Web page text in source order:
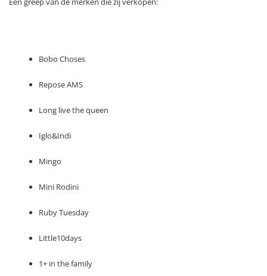
Bobo Choses
Repose AMS
Long live the queen
Iglo&Indi
Mingo
Mini Rodini
Ruby Tuesday
Little10days
1+ in the family